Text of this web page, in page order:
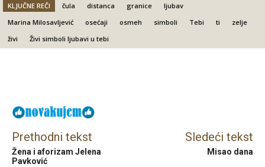
KLJUČNE REČI čula distanca granice
ljubav
Marina Milosavljević
osećaji osmeh simboli Tebi ti
zelje
živi
Živi simboli ljubavi u tebi
Prethodni tekst
Žena i aforizam Jelena
Pavković
Sledeći tekst
Misao dana